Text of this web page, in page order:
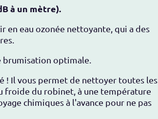
à un mètre).
en eau ozonée nettoyante, qui a des
brumisation optimale.
! Il vous permet de nettoyer toutes les
froide du robinet, à une température
chimiques à l'avance pour ne pas